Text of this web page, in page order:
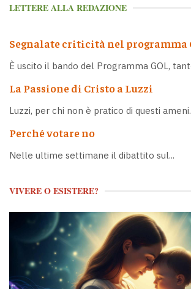
LETTERE ALLA REDAZIONE
Segnalate criticità nel programma
È uscito il bando del Programma GOL,
La Passione di Cristo a Luzzi
Luzzi, per chi non è pratico di questi
Perché votare no
Nelle ultime settimane il dibattito sul...
VIVERE O ESISTERE?